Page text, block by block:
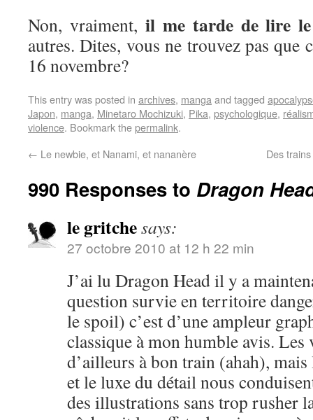
Non, vraiment, il me tarde de lire le
autres. Dites, vous ne trouvez pas que
16 novembre?
This entry was posted in archives, manga and tagged
Japon, manga, Minetaro Mochizuki, Pika, psychologique,
violence. Bookmark thepermalink.
← Le newbie, et Nanami, et nananère Des
990 Responses to Dragon
le gritchesays:
27 octobre 2010 at 12 h 22 min
J’ai lu Dragon Head il y a
question survie en territoire
le spoil) c’est d’une ampleur
classique à mon humble avis. Les
d’ailleurs à bon train (ahah),
et le luxe du détail nous
des illustrations sans trop rusher